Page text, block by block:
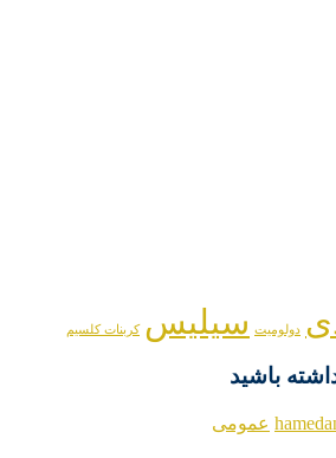
دولومیت سیلیس کربنات کلسیم
باشید
عمومی